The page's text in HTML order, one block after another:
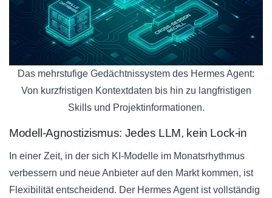
Das mehrstufige Gedächtnissystem des Hermes Agent:
Von kurzfristigen Kontextdaten bis hin zu langfristigen
Skills und Projektinformationen.
Modell-Agnostizismus: Jedes LLM, kein Lock-in
In einer Zeit, in der sich KI-Modelle im Monatsrhythmus
verbessern und neue Anbieter auf den Markt kommen, ist
Flexibilität entscheidend. Der Hermes Agent ist vollständig